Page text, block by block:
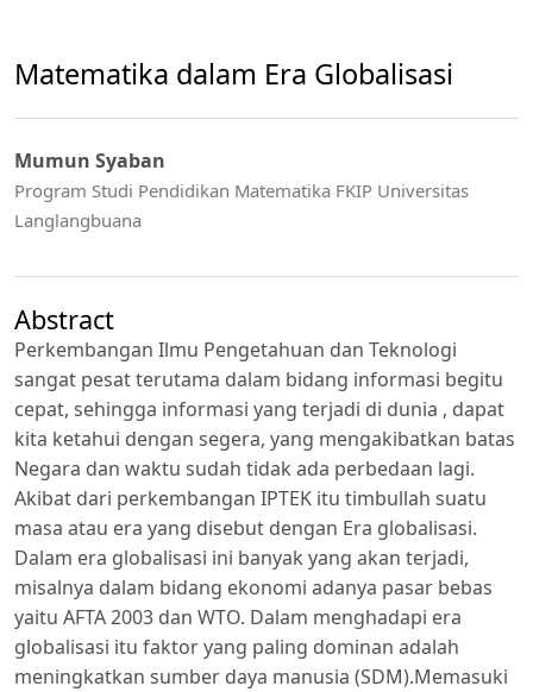
Matematika dalam Era Globalisasi
Mumun Syaban
Program Studi Pendidikan Matematika FKIP Universitas
Langlangbuana
Abstract
Perkembangan Ilmu Pengetahuan dan Teknologi
sangat pesat terutama dalam bidang informasi begitu
cepat, sehingga informasi yang terjadi di dunia , dapat
kita ketahui dengan segera, yang mengakibatkan batas
Negara dan waktu sudah tidak ada perbedaan lagi.
Akibat dari perkembangan IPTEK itu timbullah suatu
masa atau era yang disebut dengan Era globalisasi.
Dalam era globalisasi ini banyak yang akan terjadi,
misalnya dalam bidang ekonomi adanya pasar bebas
yaitu AFTA 2003 dan WTO. Dalam menghadapi era
globalisasi itu faktor yang paling dominan adalah
meningkatkan sumber daya manusia (SDM).Memasuki